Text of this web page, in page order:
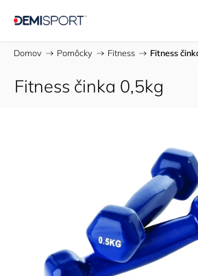
Domov / Pomôcky / Fitness / Fitness
Fitness činka 0,5kg